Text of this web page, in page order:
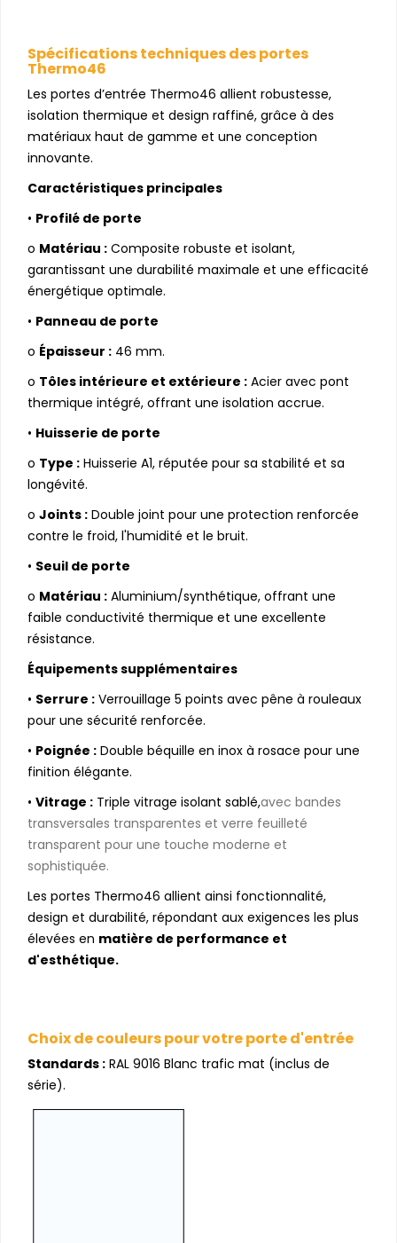
Spécifications techniques des portes
Thermo46
Les portes d’entrée Thermo46 allient robustesse,
isolation thermique et design raffiné, grâce à des
matériaux haut de gamme et une conception
innovante.
Caractéristiques principales
• Profilé de porte
o Matériau : Composite robuste et isolant,
garantissant une durabilité maximale et une efficacité
énergétique optimale.
• Panneau de porte
o Épaisseur : 46 mm.
o Tôles intérieure et extérieure : Acier avec pont
thermique intégré, offrant une isolation accrue.
• Huisserie de porte
o Type : Huisserie A1, réputée pour sa stabilité et sa
longévité.
o Joints : Double joint pour une protection renforcée
contre le froid, l'humidité et le bruit.
• Seuil de porte
o Matériau : Aluminium/synthétique, offrant une
faible conductivité thermique et une excellente
résistance.
Équipements supplémentaires
• Serrure : Verrouillage 5 points avec pêne à rouleaux
pour une sécurité renforcée.
• Poignée : Double béquille en inox à rosace pour une
finition élégante.
• Vitrage : Triple vitrage isolant sablé,avec bandes
transversales transparentes et verre feuilleté
transparent pour une touche moderne et
sophistiquée.
Les portes Thermo46 allient ainsi fonctionnalité,
design et durabilité, répondant aux exigences les plus
élevées en matière de performance et
d'esthétique.
Choix de couleurs pour votre porte d'entrée
Standards : RAL 9016 Blanc trafic mat (inclus de
série).